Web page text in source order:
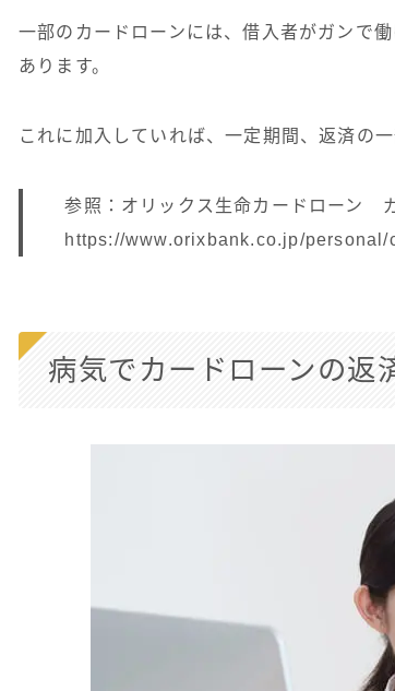
一部のカードローンには、借入者がガンで
あります。
これに加入していれば、一定期間、返済の
参照：オリックス生命カードローン
https://www.orixbank.co.jp/
病気でカードローンの返